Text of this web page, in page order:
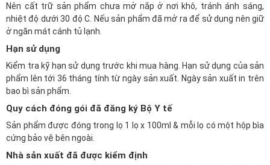
Nên cất trữ sản phẩm chưa mở nắp ở nơi khô, tránh ánh sáng,
nhiệt độ dưới 30 độ C. Nếu sản phẩm đã mở ra để sử dụng nên giữ
ở ngăn mát cánh tủ lạnh.
Hạn sử dụng
Kiểm tra kỹ hạn sử dụng trước khi mua hàng. Hạn sử dụng của sản
phẩm lên tới 36 tháng tính từ ngày sản xuất. Ngày sản xuất in trên
bao bì sản phẩm.
Quy cách đóng gói đã đăng ký Bộ Y tế
Sản phẩm được đóng trong lọ 1 lọ x 100ml & mỗi lọ có một hộp bìa
cứng bảo vệ bên ngoài.
Nhà sản xuất đã được kiểm định